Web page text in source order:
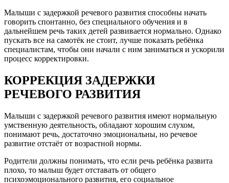
Малыши с задержкой речевого развития способны начать
говорить спонтанно, без специального обучения и в
дальнейшем речь таких детей развивается нормально. Однако
пускать все на самотёк не стоит, лучше показать ребёнка
специалистам, чтобы они начали с ним заниматься и ускорили
процесс корректировки.
КОРРЕКЦИЯ ЗАДЕРЖКИ
РЕЧЕВОГО РАЗВИТИЯ
Малыши с задержкой речевого развития имеют нормальную
умственную деятельность, обладают хорошим слухом,
понимают речь, достаточно эмоциональны, но речевое
развитие отстаёт от возрастной нормы.
Родители должны понимать, что если речь ребёнка развита
плохо, то малыш будет отставать от общего
психоэмоционального развития, его социальное